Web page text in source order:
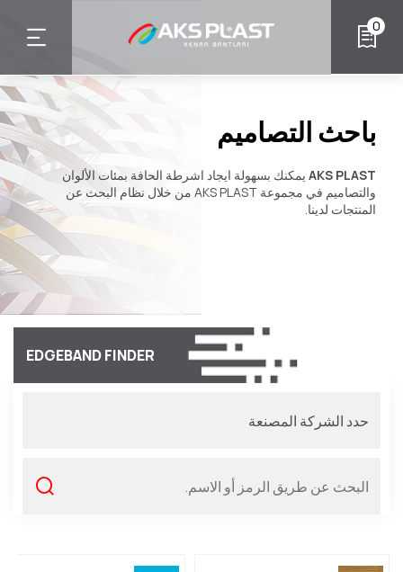
إلى
المحتوى
الرئيسي
0
باحث التصاميم
AKS PLAST يمكنك بسهولة ايجاد اشرطة الحافة بمئات الألوان
والتصاميم في مجموعة AKS PLAST من خلال نظام البحث عن
المنتجات لدينا.
EDGEBAND FINDER